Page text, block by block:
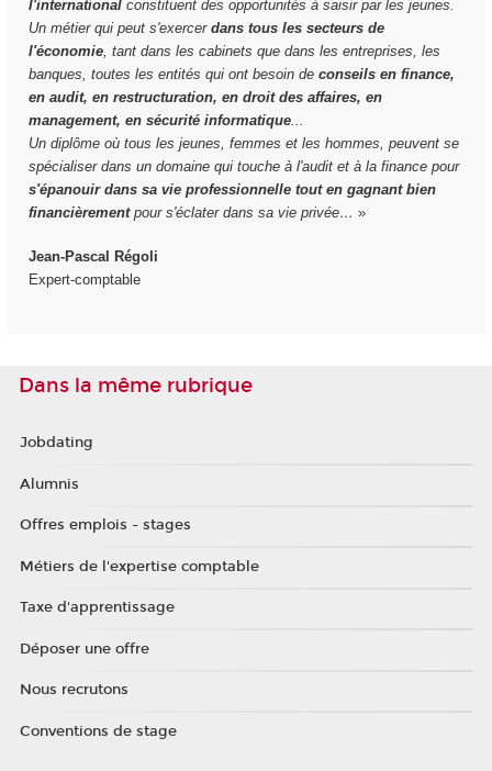
l'internationalconstituent des opportunités à saisir par les jeunes.
Un métier qui peut s'exercer dans tous les secteurs de
l'économie, tant dans les cabinets que dans les entreprises, les
banques, toutes les entités qui ont besoin de conseils en finance,
en audit, en restructuration, en droit des affaires, en
management, en sécurité informatique...
Un diplôme où tous les jeunes, femmes et les hommes, peuvent se
spécialiser dans un domaine qui touche à l'audit et à la finance pour
s'épanouir dans sa vie professionnelle tout en gagnant bien
financièrementpour s'éclater dans sa vie privée… »
Jean-Pascal Régoli
Expert-comptable
Dans la même rubrique
Jobdating
Alumnis
Offres emplois - stages
Métiers de l'expertise comptable
Taxe d'apprentissage
Déposer une offre
Nous recrutons
Conventions de stage